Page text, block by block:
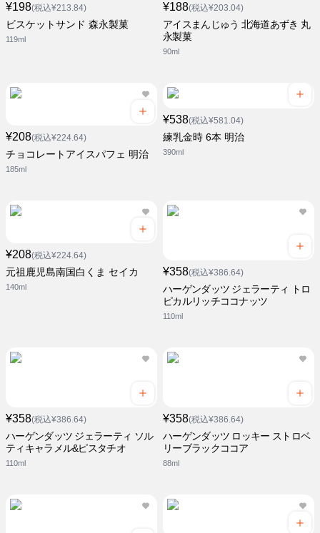
¥198(税込¥213.84)
ビスケットサンド 森永製菓
119ml
¥188(税込¥203.04)
アイスまんじゅう 北海道あずき 丸
永製菓
90ml
¥208(税込¥224.64)
チョコレートアイスパフェ 明治
185ml
¥538(税込¥581.04)
練乳金時 6本 明治
390ml
¥208(税込¥224.64)
元祖鹿児島南国白くま セイカ
140ml
¥358(税込¥386.64)
ハーゲンダッツ ジェラーティ トロ
ピカルリッチココナッツ
110ml
¥358(税込¥386.64)
ハーゲンダッツ ジェラーティ ソル
ティキャラメル&ピスタチオ
110ml
¥358(税込¥386.64)
ハーゲンダッツ ロッキー ストロベ
リーブラックココア
88ml